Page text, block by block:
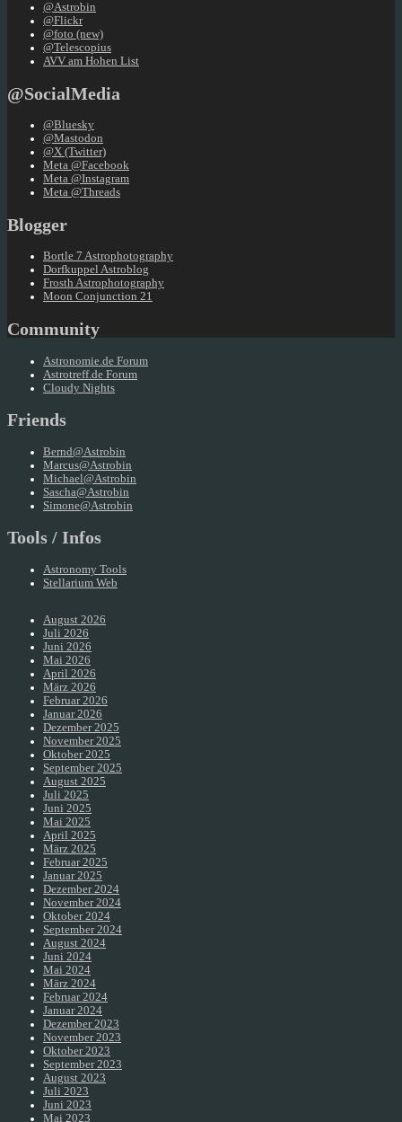
@Astrobin
@Flickr
@foto (new)
@Telescopius
AVV am Hohen List
@SocialMedia
@Bluesky
@Mastodon
@X (Twitter)
Meta @Facebook
Meta @Instagram
Meta @Threads
Blogger
Bortle 7 Astrophotography
Dorfkuppel Astroblog
Frosth Astrophotography
Moon Conjunction 21
Community
Astronomie.de Forum
Astrotreff.de Forum
Cloudy Nights
Friends
Bernd@Astrobin
Marcus@Astrobin
Michael@Astrobin
Sascha@Astrobin
Simone@Astrobin
Tools / Infos
Astronomy Tools
Stellarium Web
August 2026
Juli 2026
Juni 2026
Mai 2026
April 2026
März 2026
Februar 2026
Januar 2026
Dezember 2025
November 2025
Oktober 2025
September 2025
August 2025
Juli 2025
Juni 2025
Mai 2025
April 2025
März 2025
Februar 2025
Januar 2025
Dezember 2024
November 2024
Oktober 2024
September 2024
August 2024
Juni 2024
Mai 2024
März 2024
Februar 2024
Januar 2024
Dezember 2023
November 2023
Oktober 2023
September 2023
August 2023
Juli 2023
Juni 2023
Mai 2023